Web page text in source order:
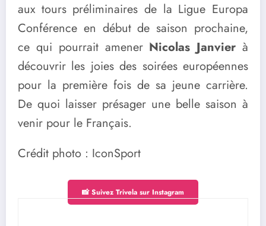
aux tours préliminaires de la Ligue Europa
Conférence en début de saison prochaine,
ce qui pourrait amener Nicolas Janvier à
découvrir les joies des soirées européennes
pour la première fois de sa jeune carrière.
De quoi laisser présager une belle saison à
venir pour le Français.
Crédit photo : IconSport
📸 Suivez Trivela sur Instagram